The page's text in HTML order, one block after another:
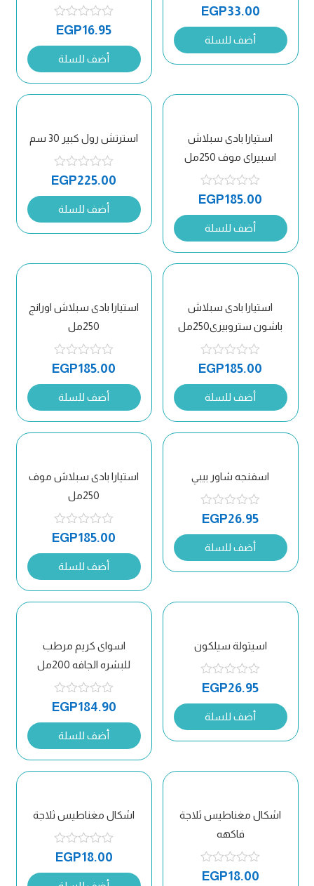
EGP16.95
أضف للسلة
EGP33.00
أضف للسلة
استرتش رول كبير 30 سم
EGP225.00
أضف للسلة
استيارا بادى سبلاش
اسبيراى موف 250مل
EGP185.00
أضف للسلة
استيارا بادى سبلاش اورانج
250مل
EGP185.00
أضف للسلة
استيارا بادى سبلاش
باشون ستروبيرى250مل
EGP185.00
أضف للسلة
استيارا بادى سبلاش موف
250مل
EGP185.00
أضف للسلة
اسفنجه شاور بيبي
EGP26.95
أضف للسلة
اسواى كريم مرطب
للبشره الجافه 200مل
EGP184.90
أضف للسلة
اسيتولة سيلكون
EGP26.95
أضف للسلة
اشكال مغناطيس ثلاجة
EGP18.00
اشكال مغناطيس ثلاجة
فاكهه
EGP18.00